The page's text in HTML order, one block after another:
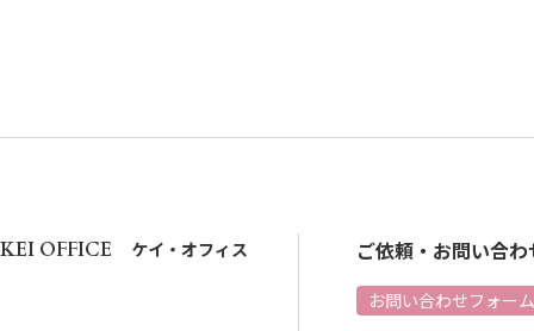
KEI OFFICE ケイ・オフィス ご依頼・お問い合わ
お問い合わせフォーム